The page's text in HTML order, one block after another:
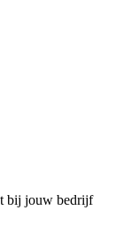
bij jouw bedrijf